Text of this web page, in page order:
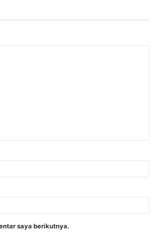
saya berikutnya.